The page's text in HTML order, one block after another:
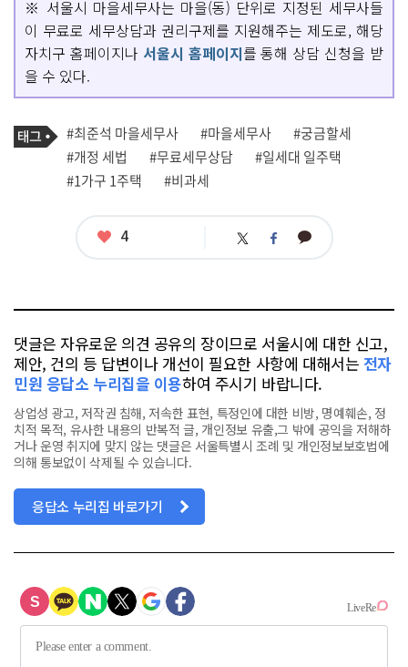
※ 서울시 마을세무사는 마을(동) 단위로 지정된 세무사들
이 무료로 세무상담과 권리구제를 지원해주는 제도로, 해당
자치구 홈페이지나 서울시 홈페이지를 통해 상담 신청을 받
을 수 있다.
기
사
관
련
태
태
그
#최준석 마을세무사 #마을세무사
#궁금할세
#개정 세법
#무료세무상담
#일세대 일주택
#1가구 1주택
#비과세
좋
4 트 페 카
댓글은 자유로운 의견 공유의 장이므로 서울시에 대한 신고,
제안, 건의 등 답변이나 개선이 필요한 사항에 대해서는 전자
민원 응답소 누리집을 이용하여 주시기 바랍니다.
상업성 광고, 저작권 침해, 저속한 표현, 특정인에 대한 비방, 명예훼손, 정
치적 목적, 유사한 내용의 반복적 글, 개인정보 유출,그 밖에 공익을 저해하
거나 운영 취지에 맞지 않는 댓글은 서울특별시 조례 및 개인정보보호법에
의해 통보없이 삭제될 수 있습니다.
응답소 누리집 바로가기